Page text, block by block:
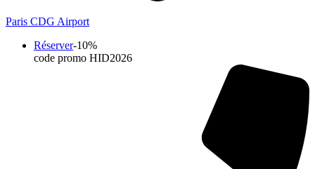
Paris CDG Airport
Réserver-10%
code promo HID2026